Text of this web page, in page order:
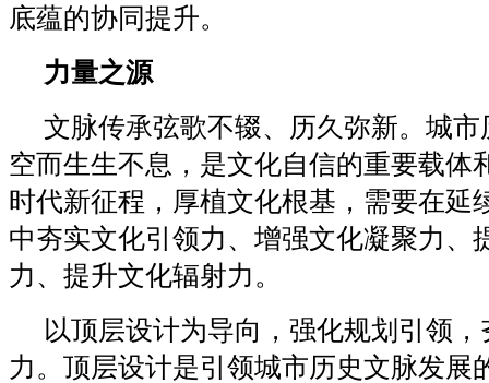
底蕴的协同提升。
力量之源
文脉传承弦歌不辍、历久弥新。城
空而生生不息，是文化自信的重要载体
时代新征程，厚植文化根基，需要在延
中夯实文化引领力、增强文化凝聚力、
力、提升文化辐射力。
以顶层设计为导向，强化规划引领
力。顶层设计是引领城市历史文脉发展